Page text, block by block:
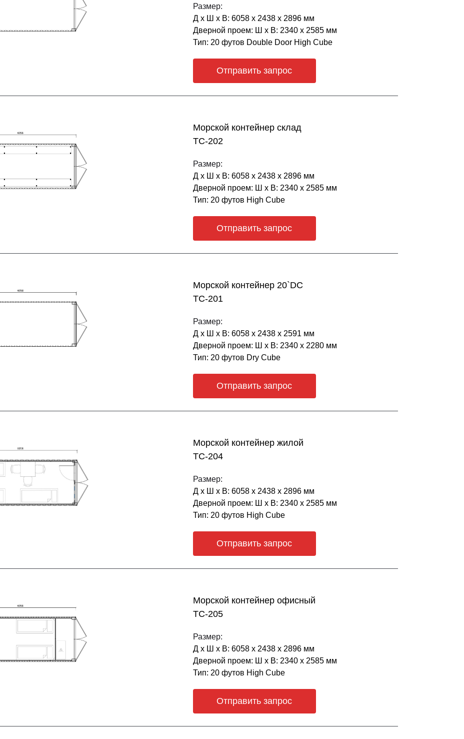
Размер:
Д х Ш х В: 6058 х 2438 х 2896 мм
Дверной проем: Ш х В: 2340 х 2585 мм
Тип: 20 футов Double Door High Cube
Отправить запрос
Морской контейнер склад
ТС-202
Размер:
Д х Ш х В: 6058 х 2438 х 2896 мм
Дверной проем: Ш х В: 2340 х 2585 мм
Тип: 20 футов High Cube
Отправить запрос
Морской контейнер 20`DC
ТС-201
Размер:
Д х Ш х В: 6058 х 2438 х 2591 мм
Дверной проем: Ш х В: 2340 х 2280 мм
Тип: 20 футов Dry Cube
Отправить запрос
Морской контейнер жилой
ТС-204
Размер:
Д х Ш х В: 6058 х 2438 х 2896 мм
Дверной проем: Ш х В: 2340 х 2585 мм
Тип: 20 футов High Cube
Отправить запрос
Морской контейнер офисный
ТС-205
Размер:
Д х Ш х В: 6058 х 2438 х 2896 мм
Дверной проем: Ш х В: 2340 х 2585 мм
Тип: 20 футов High Cube
Отправить запрос